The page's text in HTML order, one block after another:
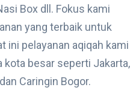
Box dll. Fokus kami
yang terbaik untuk
ini pelayanan aqiqah kami
kota besar seperti Jakarta,
Caringin Bogor.